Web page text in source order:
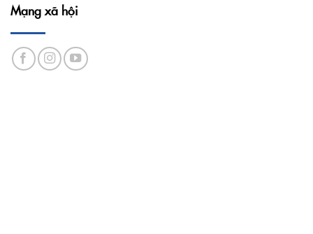
Mạng xã hội